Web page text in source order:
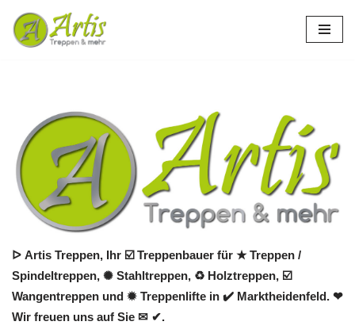
Zum
ᐅ Artis Treppen, Ihr ☑️ Treppenbauer für ★ Treppen /
Spindeltreppen, ✺ Stahltreppen, ♻ Holztreppen, ☑️
Wangentreppen und ✹ Treppenlifte in ✔️ Marktheidenfeld. ❤
Wir freuen uns auf Sie ✉ ✔.